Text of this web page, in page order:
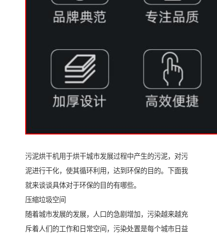
污泥烘干机用于烘干城市发展过程中产生的污泥，对污
泥进行干化，使其循环利用，达到环保的目的。下面我
就来谈谈具体对于环保的目的有哪些。
压缩垃圾空间
随着城市发展的发展，人口的急剧增加，污染越来越充
斥着人们的工作和日常空间，污染处置是每个城市日益